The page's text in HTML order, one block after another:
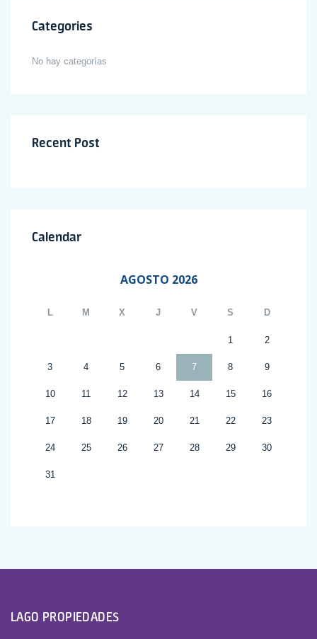
Categories
No hay categorías
Recent Post
Calendar
AGOSTO 2026
L M X J V S D
1 2
3 4 5 6 7 8 9
10 11 12 13 14 15 16
17 18 19 20 21 22 23
24 25 26 27 28 29 30
31
LAGO PROPIEDADES